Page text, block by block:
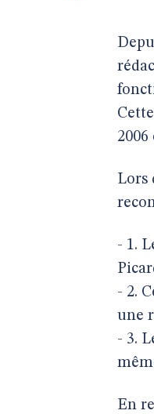
Lors
- 1.
- 2.
une
- 3.
En